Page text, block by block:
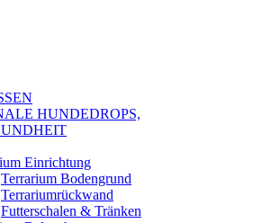
HUNDEDROPS,
Einrichtung
Terrarium Bodengrund
Terrariumrückwand
Futterschalen & Tränken